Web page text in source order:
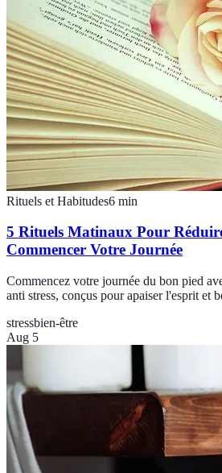
Rituels et Habitudes6 min
5 Rituels Matinaux Pour
Commencer Votre Journée
Commencez votre journée du bon pied
anti stress, conçus pour apaiser l'esprit et
stressbien-être
Aug 5